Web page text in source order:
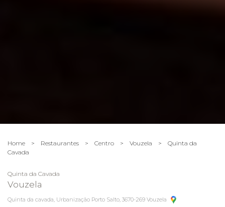
Home > Restaurantes > Centro > Vouzela > Quinta da
Cavada
Quinta da Cavada
Vouzela
Quinta da cavada, Urbanização Porto Salto, 3670-269 Vouzela